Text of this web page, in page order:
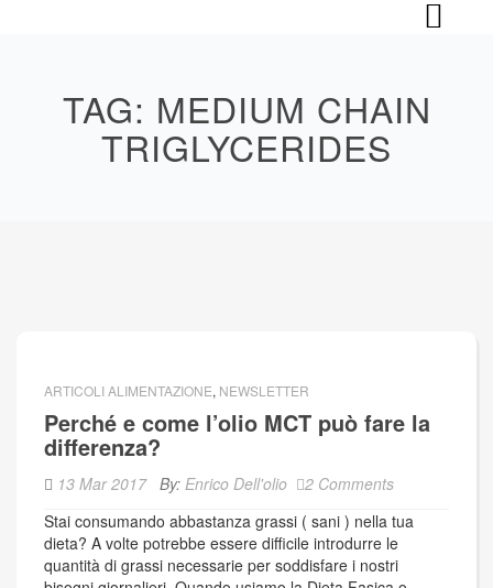
TAG: MEDIUM CHAIN
TRIGLYCERIDES
ARTICOLI ALIMENTAZIONE, NEWSLETTER
Perché e come l’olio MCT può fare la
differenza?
13 Mar 2017 By: Enrico Dell'olio
2 Comments
Stai consumando abbastanza grassi ( sani ) nella tua
dieta? A volte potrebbe essere difficile introdurre le
quantità di grassi necessarie per soddisfare i nostri